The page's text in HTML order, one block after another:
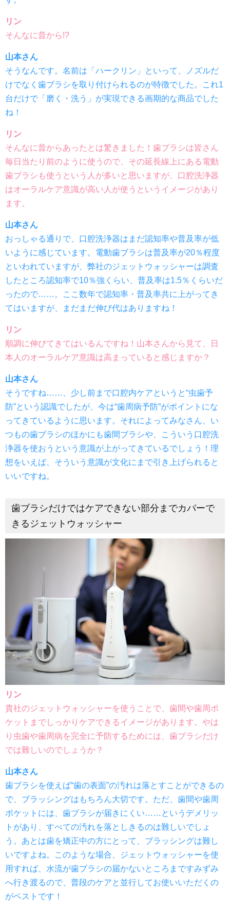
リン
そんなに昔から!?
山本さん
そうなんです。名前は「ハークリン」といって、ノズルだ
けでなく歯ブラシを取り付けられるのが特徴でした。これ1
台だけで「磨く・洗う」が実現できる画期的な商品でした
ね！
リン
そんなに昔からあったとは驚きました！歯ブラシは皆さん
毎日当たり前のように使うので、その延長線上にある電動
歯ブラシも使うという人が多いと思いますが、口腔洗浄器
はオーラルケア意識が高い人が使うというイメージがあり
ます。
山本さん
おっしゃる通りで、口腔洗浄器はまだ認知率や普及率が低
いように感じています。電動歯ブラシは普及率が20％程度
といわれていますが、弊社のジェットウォッシャーは調査
したところ認知率で10％強くらい、普及率は1.5％くらいだ
ったので……。ここ数年で認知率・普及率共に上がってき
てはいますが、まだまだ伸び代はありますね！
リン
順調に伸びてきてはいるんですね！山本さんから見て、日
本人のオーラルケア意識は高まっていると感じますか？
山本さん
そうですね……、少し前まで口腔内ケアというと“虫歯予
防”という認識でしたが、今は“歯周病予防”がポイントにな
ってきているように思います。それによってみなさん、い
つもの歯ブラシのほかにも歯間ブラシや、こういう口腔洗
浄器を使おうという意識が上がってきているでしょう！理
想をいえば、そういう意識が文化にまで引き上げられると
いいですね。
歯ブラシだけではケアできない部分までカバーで
きるジェットウォッシャー
リン
貴社のジェットウォッシャーを使うことで、歯間や歯周ポ
ケットまでしっかりケアできるイメージがあります。やは
り虫歯や歯周病を完全に予防するためには、歯ブラシだけ
では難しいのでしょうか？
山本さん
歯ブラシを使えば“歯の表面”の汚れは落とすことができるの
で、ブラッシングはもちろん大切です。ただ、歯間や歯周
ポケットには、歯ブラシが届きにくい……というデメリッ
トがあり、すべての汚れを落としきるのは難しいでしょ
う。あとは歯を矯正中の方にとって、ブラッシングは難し
いですよね。このような場合、ジェットウォッシャーを使
用すれば、水流が歯ブラシの届かないところまですみずみ
へ行き渡るので、普段のケアと並行してお使いいただくの
がベストです！